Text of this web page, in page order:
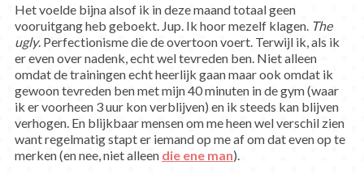
Het voelde bijna alsof ik in deze maand totaal geen
vooruitgang heb geboekt. Jup. Ik hoor mezelf klagen. The
ugly. Perfectionisme die de overtoon voert. Terwijl ik, als ik
er even over nadenk, echt wel tevreden ben. Niet alleen
omdat de trainingen echt heerlijk gaan maar ook omdat ik
gewoon tevreden ben met mijn 40 minuten in de gym (waar
ik er voorheen 3 uur kon verblijven) en ik steeds kan blijven
verhogen. En blijkbaar mensen om me heen wel verschil zien
want regelmatig stapt er iemand op me af om dat even op te
merken (en nee, niet alleen die ene man).